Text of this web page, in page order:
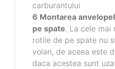
carburantului
6 Montarea
pe spate. La cele mai
rotile de pe spate nu
volan, de aceea este
daca acestea sunt